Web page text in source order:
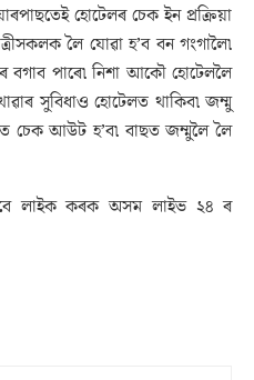
হোটেলৰ চেক ইন প্ৰক্ৰিয়া
লৈ যোৱা হ’ব বন গংগালৈ৷
বগাব পাৰে৷ নিশা আকৌ হোটেললৈ
সুবিধাও হোটেলত থাকিব৷ জম্মু
চেক আউট হ’ব৷ বাছত জম্মুলৈ লৈ
লাইক কৰক অসম লাইভ ২৪ ৰ